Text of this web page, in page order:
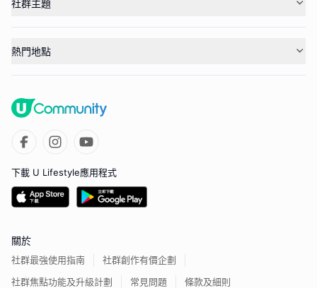
社群主題
熱門地點
下載 U Lifestyle應用程式
關於
社群最強使用指南
社群創作有價企劃
社群焦點功能及升級計劃
常見問題 條款及細則